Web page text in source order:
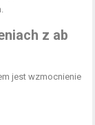
z ab
jest wzmocnienie